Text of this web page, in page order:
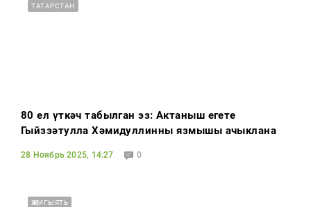
ТАТАРСТАН
80 ел үткәч табылган эз: Актаныш егете
Гыйззәтулла Хәмидуллинның язмышы ачыклана
28 Ноябрь 2025, 14:27 0
ҖӘМГЫЯТЬ